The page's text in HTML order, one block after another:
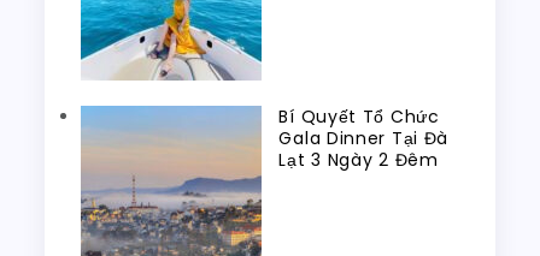
Bí Quyết Tổ Chức
Gala Dinner Tại Đà
Lạt 3 Ngày 2 Đêm